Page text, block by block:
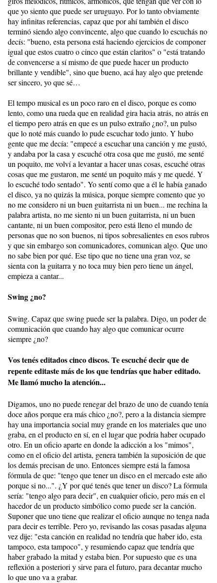
que yo siento que puede ser uruguayo. Por lo tanto obviamente
hay infinitas referencias, capaz que por ahí también el disco
terminó siendo algo convincente, algo que cuando lo escuchás no
decís: "bueno, esta persona está haciendo ejercicios de componer
igual que estos cuatro o cinco que están claritos" o "está tratando
de convencerse a sí mismo de que puede hacer un producto
brillante y vendible", sino que bueno, acá hay algo que pretende
ser sincero, yo que sé…
El tempo musical es un poco raro en el disco, porque es como
lento, como una rueda que en realidad gira hacia atrás, no atrás en
el tiempo pero atrás en que es un pulso extraño ¿no?, un pulso
que lo noté más cuando lo pude escuchar todo junto. Y hubo
gente que me decía: "empecé a escuchar una canción y me gustó,
y andaba por la casa y escuché otra cosa que me gustó, me senté
un poquito, me volví a levantar a hacer unas cosas, escuché otras
cosas que me gustaron, me senté un poquito más y me quedé. Y
lo escuché todo sentado". Yo sentí como que a él le había ganado
el disco, ya no quizás la música, porque siempre comento que yo
no me considero ni un buen guitarrista ni un buen... me rechina la
palabra artista, no me siento ni un buen guitarrista, ni un buen
cantante, ni un buen compositor, pero está lleno el mundo de
personas que no son buenos, ni tipos sobresalientes en esos rubros
y que sin embargo son comunicadores, comunican algo. Que uno
no sabe bien por qué. Ese tipo que no tiene una gran voz, se
sienta con la guitarra y no toca muy bien pero tiene un ángel,
empieza a cantar...
Swing ¿no?
Swing. Capaz que swing puede ser la palabra. Digo, un poder de
comunicación que cuando hay algo que comunicar ocurre
siempre ¿no?
Vos tenés editados cinco discos. Te escuché decir que de
repente editaste más de los que tendrías que haber editado.
Me llamó mucho la atención...
Digamos, uno no puede renegar del brazo de uno de cuando tenía
doce años porque era más chico ¿no?, pero a la distancia siempre
hay una importancia social muy grande en los materiales que uno
graba, en el producto en sí, en el lugar que podría haber ocupado
otro. En un oficio aparte en donde la adicción a los "mimos",
como en el oficio del artista, genera también la suposición de que
los demás precisan de uno. Entonces siempre está la famosa
fórmula de que: "tengo que tener un disco en el mercado este año
porque si no...". ¿Y por qué tenés que tener un disco? La fórmula
sería: "tengo algo para decir", en cualquier oficio, pero más en el
hacedor de un producto simbólico como puede ser la canción.
Suponer que uno tiene que realizar el oficio aunque no tenga nada
para decir es terrible. Pero yo, revisando las cosas pasadas alguna
vez dije: "esta canción en realidad no tendría que haber ido, esta
tampoco, esta tampoco", y resumiendo capaz que tendría que
haber grabado la mitad y estaba bien. Por supuesto que es una
reflexión a posteriori y sirve para el futuro, para decantar mucho
lo que uno va a grabar.